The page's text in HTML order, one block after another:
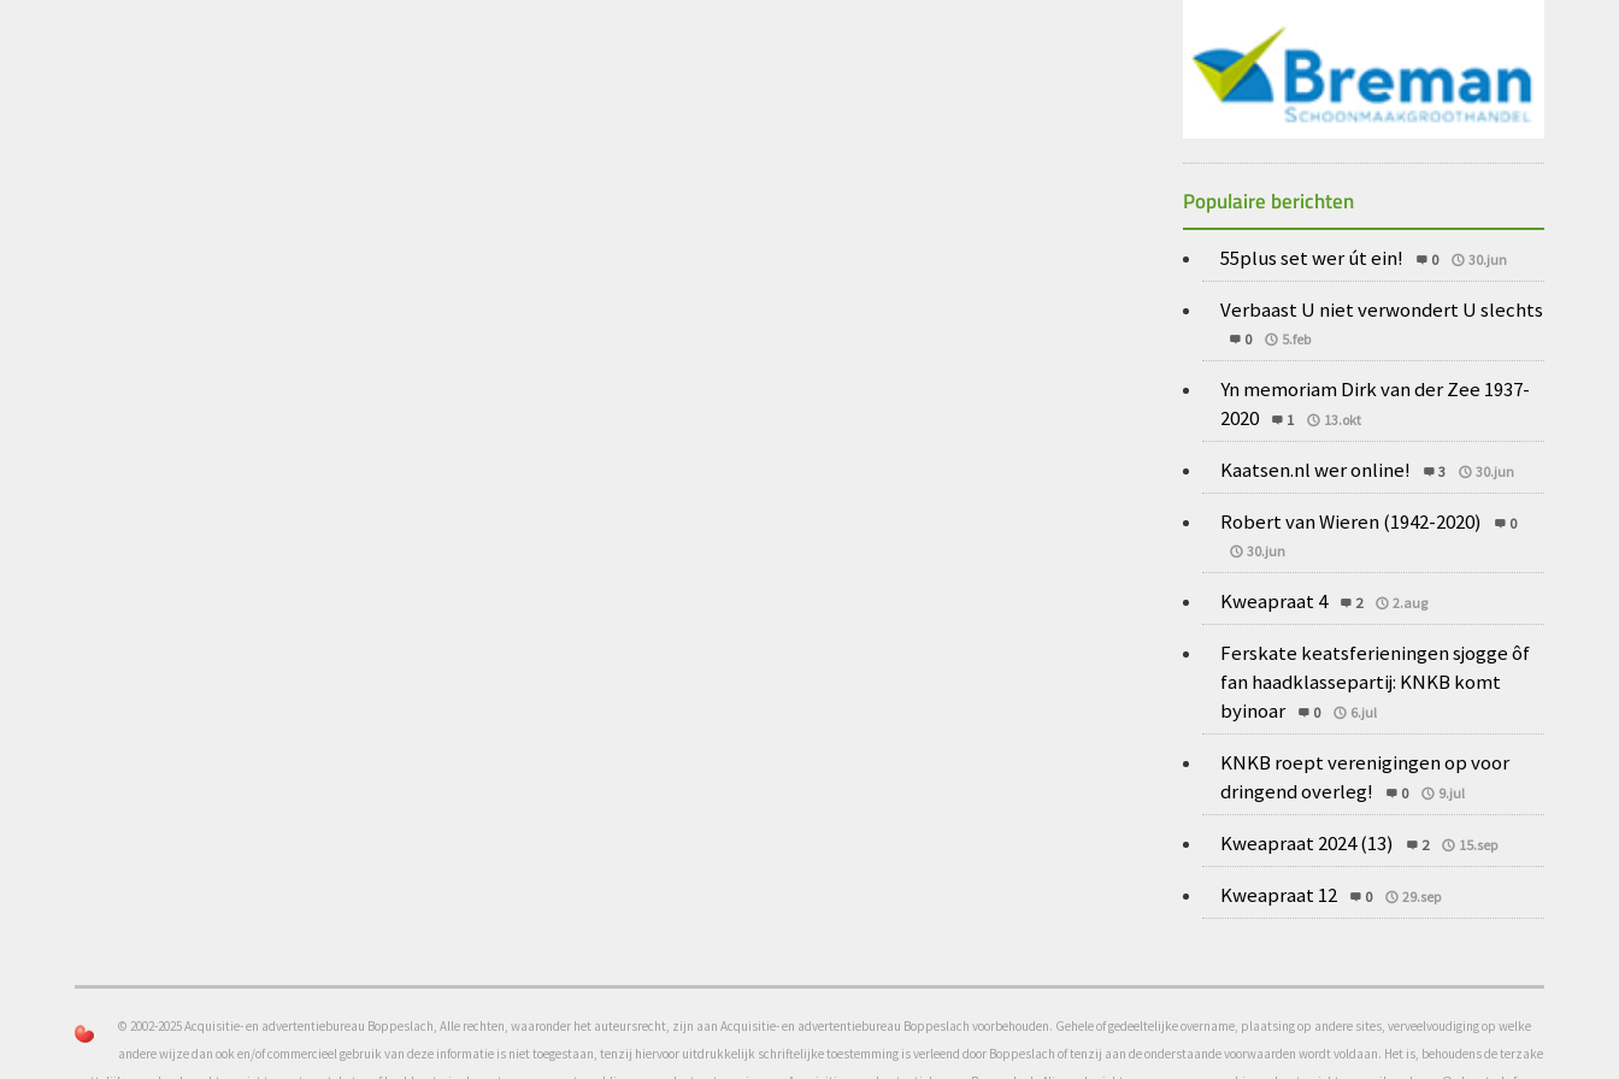
Populaire berichten
55plus set wer út ein! 0 30.jun
Verbaast U niet verwondert U slechts
0 5.feb
Yn memoriam Dirk van der Zee 1937-
2020
1 13.okt
Kaatsen.nl wer online! 3 30.jun
Robert van Wieren (1942-2020)
0
30.jun
Kweapraat 4 2 2.aug
Ferskate keatsferieningen sjogge ôf
fan haadklassepartij: KNKB komt
byinoar
0 6.jul
KNKB roept verenigingen op voor
dringend overleg!
0 9.jul
Kweapraat 2024 (13) 2 15.sep
Kweapraat 12 0 29.sep
© 2002-2025 Acquisitie- en advertentiebureau Boppeslach, Alle rechten, waaronder het auteursrecht, zijn aan Acquisitie- en advertentiebureau Boppeslach voorbehouden. Gehele of gedeeltelijke overname, plaatsing op andere sites, verveelvoudiging op welke
andere wijze dan ook en/of commercieel gebruik van deze informatie is niet toegestaan, tenzij hiervoor uitdrukkelijk schriftelijke toestemming is verleend door Boppeslach of tenzij aan de onderstaande voorwaarden wordt voldaan. Het is, behoudens de terzake